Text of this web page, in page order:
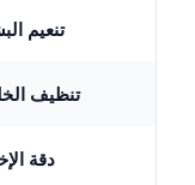
تنعيم
تنظيف
دقة